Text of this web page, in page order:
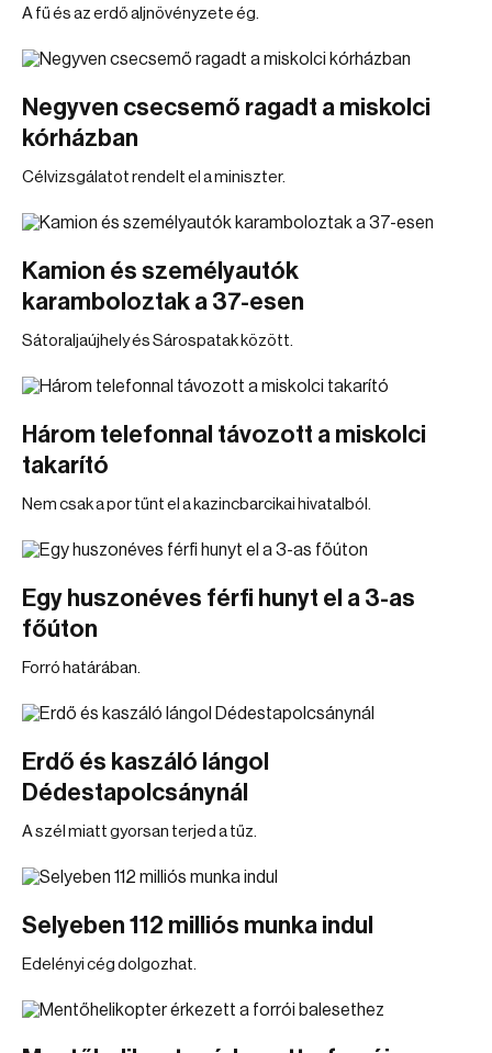
A fű és az erdő aljnövényzete ég.
Negyven csecsemő ragadt a miskolci
kórházban
Célvizsgálatot rendelt el a miniszter.
Kamion és személyautók
karamboloztak a 37-esen
Sátoraljaújhely és Sárospatak között.
Három telefonnal távozott a miskolci
takarító
Nem csak a por tűnt el a kazincbarcikai hivatalból.
Egy huszonéves férfi hunyt el a 3-as
főúton
Forró határában.
Erdő és kaszáló lángol
Dédestapolcsánynál
A szél miatt gyorsan terjed a tűz.
Selyeben 112 milliós munka indul
Edelényi cég dolgozhat.